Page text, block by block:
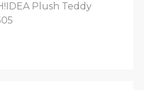
Plush Teddy